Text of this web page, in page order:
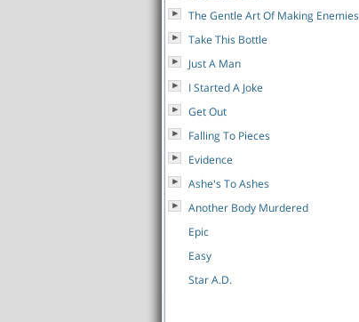
The Gentle Art Of Making Enemies
Take This Bottle
Just A Man
I Started A Joke
Get Out
Falling To Pieces
Evidence
Ashe's To Ashes
Another Body Murdered
Epic
Easy
Star A.D.